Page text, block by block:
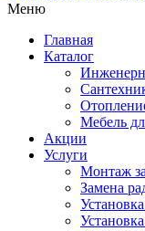
Меню
Главная
Каталог
Мебель
Акции
Услуги
Монтаж
Замена